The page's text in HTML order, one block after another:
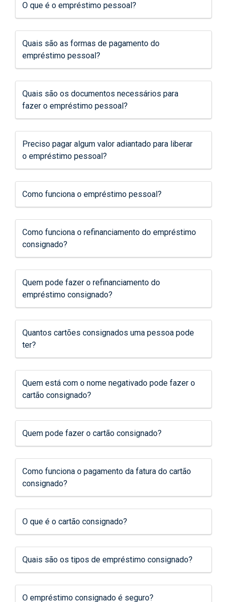
O que é o empréstimo pessoal?
Quais são as formas de pagamento do
empréstimo pessoal?
Quais são os documentos necessários para
fazer o empréstimo pessoal?
Preciso pagar algum valor adiantado para liberar
o empréstimo pessoal?
Como funciona o empréstimo pessoal?
Como funciona o refinanciamento do empréstimo
consignado?
Quem pode fazer o refinanciamento do
empréstimo consignado?
Quantos cartões consignados uma pessoa pode
ter?
Quem está com o nome negativado pode fazer o
cartão consignado?
Quem pode fazer o cartão consignado?
Como funciona o pagamento da fatura do cartão
consignado?
O que é o cartão consignado?
Quais são os tipos de empréstimo consignado?
O empréstimo consignado é seguro?